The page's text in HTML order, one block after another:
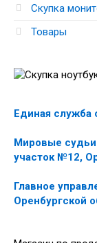
Скупка
Товары
Единая служба
Мировые судьи
участок №12,
Главное
Оренбургской